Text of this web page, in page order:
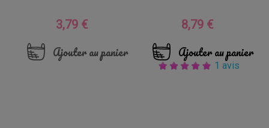
Prix
3,79 €
Ajouter au panier
Prix
8,79 €
Ajouter au panier
1 avis